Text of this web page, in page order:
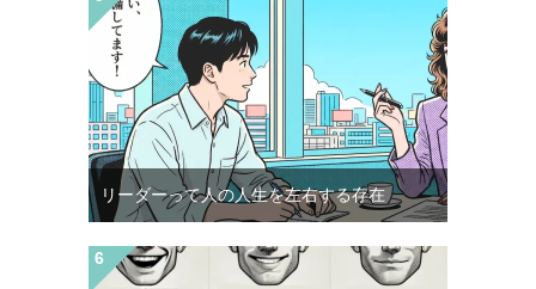
リーダーって人の人生を左右する存在